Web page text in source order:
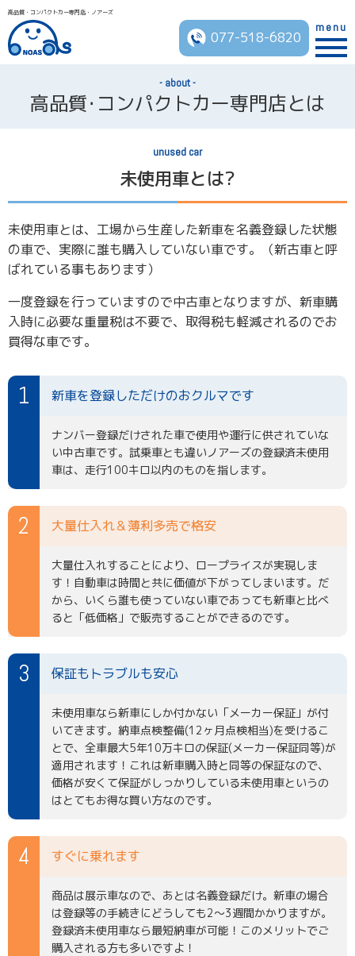
高品質・コンパクトカー専門店・ノアーズ
077-518-6820
menu
about
高品質･コンパクトカー専門店とは
unused car
未使用車とは?
未使用車とは、工場から生産した新車を名義登録した状態
の車で、 実際に誰も購入していない車です。（新古車と呼
ばれている事もあります）
一度登録を行っていますので中古車となりますが、新車購
入時に必要な重量税は不要で、取得税も軽減されるのでお
買得な車です。
新車を登録しただけのおクルマです
ナンバー登録だけされた車で使用や運行に供されていな
い中古車です。試乗車とも違いノアーズの登録済未使用
車は、走行100キロ以内のものを指します。
大量仕入れ＆薄利多売で格安
大量仕入れすることにより、ロープライスが実現しま
す！自動車は時間と共に価値が下がってしまいます。だ
から、いくら誰も使っていない車であっても新車と比べ
ると「低価格」で販売することができるのです。
保証もトラブルも安心
未使用車なら新車にしか付かない「メーカー保証」が付
いてきます。納車点検整備(12ヶ月点検相当)を受けるこ
とで、全車最大5年10万キロの保証(メーカー保証同等)が
適用されます！これは新車購入時と同等の保証なので、
価格が安くて保証がしっかりしている未使用車というの
はとてもお得な買い方なのです。
すぐに乗れます
商品は展示車なので、あとは名義登録だけ。新車の場合
は登録等の手続きにどうしても2～3週間かかりますが。
登録済未使用車なら最短納車が可能！このメリットでご
購入される方も多いですよ！